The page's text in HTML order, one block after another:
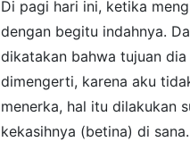
Di pagi hari ini, ketika
dengan begitu indahnya.
dikatakan bahwa tujuan
dimengerti, karena aku
menerka, hal itu dilakukan
kekasihnya (betina) di